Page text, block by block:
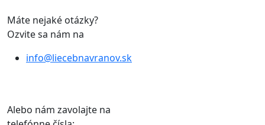
Máte nejaké otázky?
Ozvite sa nám na
info@liecebnavranov.sk
Alebo nám zavolajte na